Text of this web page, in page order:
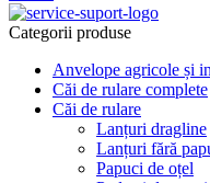
Categorii produse
Anvelope agricole și
Căi de rulare complete
Căi de rulare
Lanțuri dragline
Lanțuri fără
Papuci de oțel